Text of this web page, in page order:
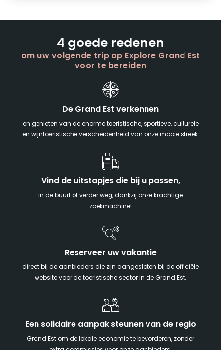
4 goede redenen
om uw volgende trip op Explore Grand Est
voor te bereiden
De Grand Est verkennen
en genieten van de enorme toeristische, sportieve, culturele
en wijntoeristische verscheidenheid van onze mooie streek.
Vind de uitstapjes die bij u passen,
in de buurt of verder weg, dankzij onze krachtige
zoekmachine!
Reserveer uw vakantie
direct bij de aanbieders die zijn aangesloten bij de officiële
website voor de toeristische sector in de Grand Est.
Een solidaire aanpak steunen van de regio
Grand Est om de lokale economie te bevorderen, zonder